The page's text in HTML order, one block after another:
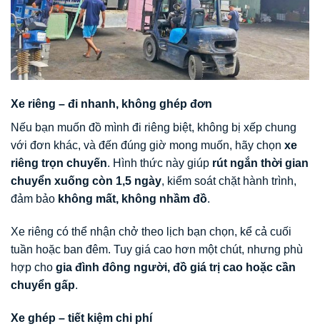
Xe riêng – đi nhanh, không ghép đơn
Nếu bạn muốn đồ mình đi riêng biệt, không bị xếp chung
với đơn khác, và đến đúng giờ mong muốn, hãy chọn xe
riêng trọn chuyến. Hình thức này giúp rút ngắn thời gian
chuyển xuống còn 1,5 ngày, kiểm soát chặt hành trình,
đảm bảo không mất, không nhầm đồ.
Xe riêng có thể nhận chở theo lịch bạn chọn, kể cả cuối
tuần hoặc ban đêm. Tuy giá cao hơn một chút, nhưng phù
hợp cho gia đình đông người, đồ giá trị cao hoặc cần
chuyển gấp.
Xe ghép – tiết kiệm chi phí